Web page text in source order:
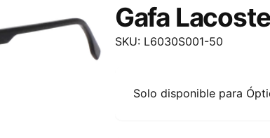
Gafa
SKU: L6030S001-50
Solo disponible para